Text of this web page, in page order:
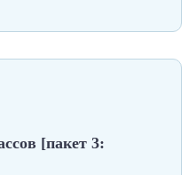
[пакет 3: